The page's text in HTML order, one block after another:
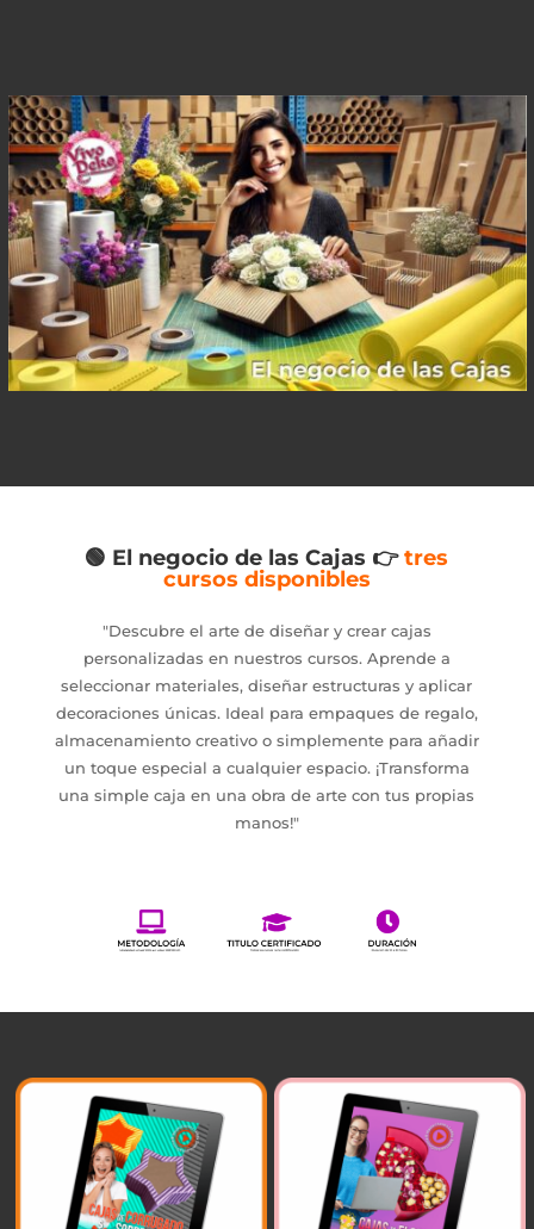
🟢 El negocio de las Cajas 👉tres
cursos disponibles
"Descubre el arte de diseñar y crear cajas
personalizadas en nuestros cursos. Aprende a
seleccionar materiales, diseñar estructuras y aplicar
decoraciones únicas. Ideal para empaques de regalo,
almacenamiento creativo o simplemente para añadir
un toque especial a cualquier espacio. ¡Transforma
una simple caja en una obra de arte con tus propias
manos!"